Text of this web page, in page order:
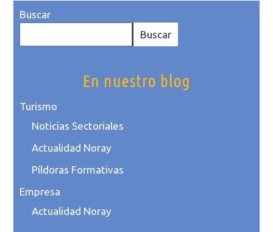
Buscar
Buscar
En nuestro blog
Turismo
Noticias Sectoriales
Actualidad Noray
Píldoras Formativas
Empresa
Actualidad Noray